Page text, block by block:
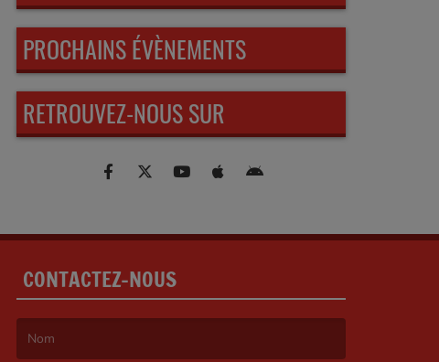
PROCHAINS ÉVÈNEMENTS
RETROUVEZ-NOUS SUR
CONTACTEZ-NOUS